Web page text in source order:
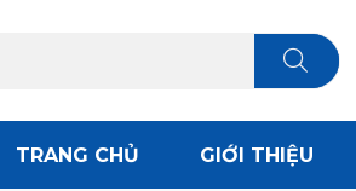
TRANG CHỦ GIỚI THIỆU